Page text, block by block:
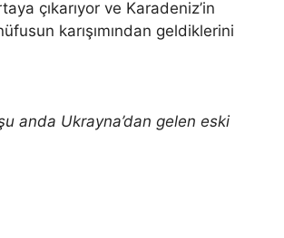
çıkarıyor ve Karadeniz’in
karışımından geldiklerini
anda Ukrayna’dan gelen eski